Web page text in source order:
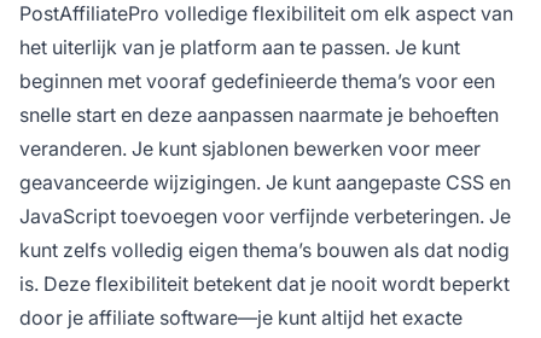
PostAffiliatePro volledige flexibiliteit om elk aspect van
het uiterlijk van je platform aan te passen. Je kunt
beginnen met vooraf gedefinieerde thema’s voor een
snelle start en deze aanpassen naarmate je behoeften
veranderen. Je kunt sjablonen bewerken voor meer
geavanceerde wijzigingen. Je kunt aangepaste CSS en
JavaScript toevoegen voor verfijnde verbeteringen. Je
kunt zelfs volledig eigen thema’s bouwen als dat nodig
is. Deze flexibiliteit betekent dat je nooit wordt beperkt
door je affiliate software—je kunt altijd het exacte